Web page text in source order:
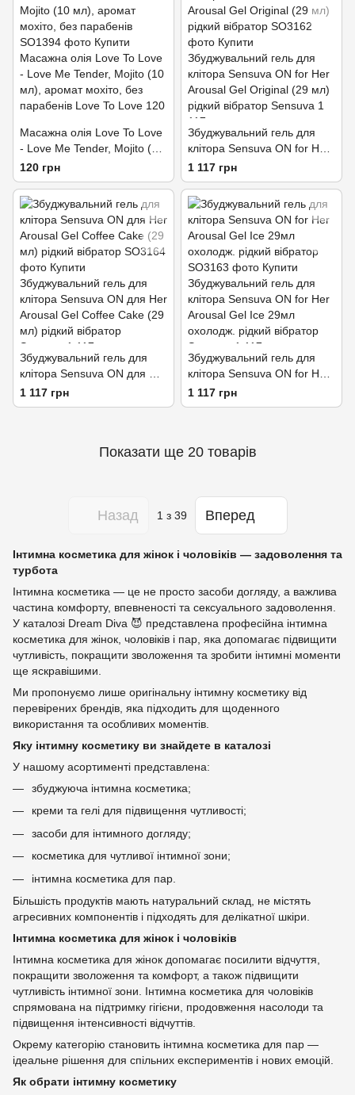
Масажна олія Love To Love
- Love Me Tender, Mojito (10
мл), аромат мохіто, без
парабенів
120 грн
Збуджувальний гель для
клітора Sensuva ON for Her
Arousal Gel Original (29 мл)
рідкий вібратор
1 117 грн
Збуджувальний гель для
клітора Sensuva ON для Her
Arousal Gel Coffee Cake (29
мл) рідкий вібратор
1 117 грн
Збуджувальний гель для
клітора Sensuva ON for Her
Arousal Gel Ice 29мл
охолодж. рідкий вібратор
1 117 грн
Показати ще 20 товарів
Назад 1 з 39 Вперед
Інтимна косметика для жінок і чоловіків — задоволення та
турбота
Інтимна косметика — це не просто засоби догляду, а важлива
частина комфорту, впевненості та сексуального задоволення.
У каталозі Dream Diva 😈 представлена професійна інтимна
косметика для жінок, чоловіків і пар, яка допомагає підвищити
чутливість, покращити зволоження та зробити інтимні моменти
ще яскравішими.
Ми пропонуємо лише оригінальну інтимну косметику від
перевірених брендів, яка підходить для щоденного
використання та особливих моментів.
Яку інтимну косметику ви знайдете в каталозі
У нашому асортименті представлена:
збуджуюча інтимна косметика;
креми та гелі для підвищення чутливості;
засоби для інтимного догляду;
косметика для чутливої інтимної зони;
інтимна косметика для пар.
Більшість продуктів мають натуральний склад, не містять
агресивних компонентів і підходять для делікатної шкіри.
Інтимна косметика для жінок і чоловіків
Інтимна косметика для жінок допомагає посилити відчуття,
покращити зволоження та комфорт, а також підвищити
чутливість інтимної зони. Інтимна косметика для чоловіків
спрямована на підтримку гігієни, продовження насолоди та
підвищення інтенсивності відчуттів.
Окрему категорію становить інтимна косметика для пар —
ідеальне рішення для спільних експериментів і нових емоцій.
Як обрати інтимну косметику